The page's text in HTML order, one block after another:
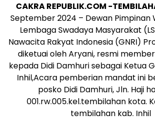
CAKRA REPUBLIK.COM -
September 2024 – Dewan Pimpinan
Lembaga Swadaya Masyarakat
Nawacita Rakyat Indonesia (GNRI)
diketuai oleh Aryani, resmi
kepada Didi Damhuri sebagai Ketua
Inhil,Acara pemberian mandat ini
posko Didi Damhuri, Jln. Haji
001.rw.005.kel.tembilahan kota.
tembilahan kab. Inhil